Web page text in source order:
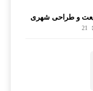
و طراحی شهری
21